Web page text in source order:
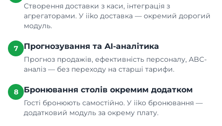
Створення доставки з каси, інтеграція з
агрегаторами. У iiko доставка — окремий дорогий
модуль.
7 Прогнозування та AI-аналітика
Прогноз продажів, ефективність персоналу, ABC-
аналіз — без переходу на старші тарифи.
8 Бронювання столів окремим додатком
Гості бронюють самостійно. У iiko бронювання —
додатковий модуль за окрему плату.